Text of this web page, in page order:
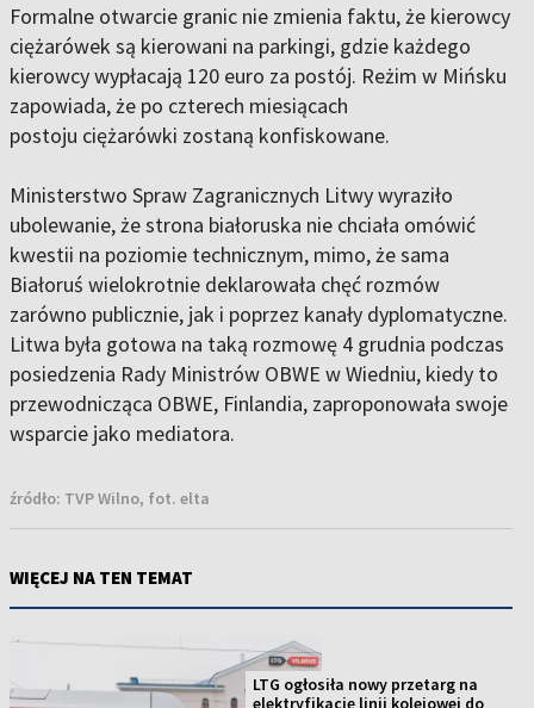
Formalne otwarcie granic nie zmienia faktu, że kierowcy
ciężarówek są kierowani na parkingi, gdzie każdego
kierowcy wypłacają 120 euro za postój. Reżim w Mińsku
zapowiada, że po czterech miesiącach
postoju ciężarówki zostaną konfiskowane.
Ministerstwo Spraw Zagranicznych Litwy wyraziło
ubolewanie, że strona białoruska nie chciała omówić
kwestii na poziomie technicznym, mimo, że sama
Białoruś wielokrotnie deklarowała chęć rozmów
zarówno publicznie, jak i poprzez kanały dyplomatyczne.
Litwa była gotowa na taką rozmowę 4 grudnia podczas
posiedzenia Rady Ministrów OBWE w Wiedniu, kiedy to
przewodnicząca OBWE, Finlandia, zaproponowała swoje
wsparcie jako mediatora.
źródło: TVP Wilno, fot. elta
WIĘCEJ NA TEN TEMAT
LTG ogłosiła nowy przetarg na
elektryfikację linii kolejowej do